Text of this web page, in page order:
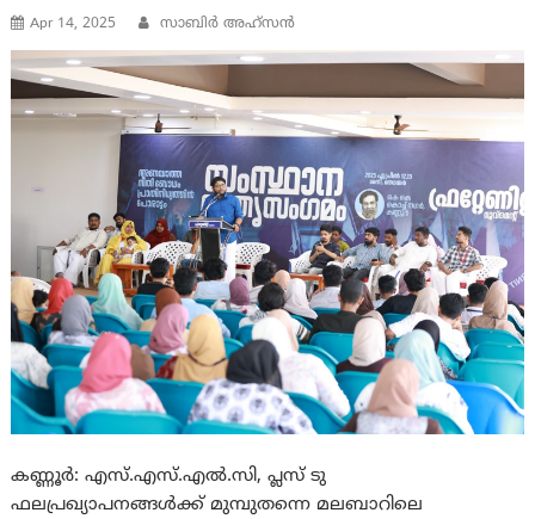
Apr 14, 2025 സാബിര്‍ അഹ്സന്‍
കണ്ണൂർ: എസ്.എസ്.എൽ.സി, പ്ലസ് ടു
ഫലപ്രഖ്യാപനങ്ങൾക്ക് മുമ്പുതന്നെ മലബാറിലെ